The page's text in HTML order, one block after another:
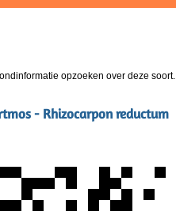
opzoeken over deze soort.
- Rhizocarpon reductum